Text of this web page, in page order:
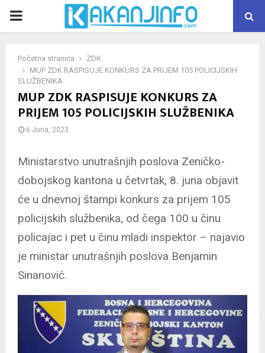
PRIMARY
Početna stranica
ZDK
MUP ZDK RASPISUJE KONKURS ZA PRIJEM 105 POLICIJSKIH
SLUŽBENIKA
MUP ZDK RASPISUJE KONKURS ZA
PRIJEM 105 POLICIJSKIH SLUŽBENIKA
6 Juna, 2023
Ministarstvo unutrašnjih poslova Zeničko-
dobojskog kantona u četvrtak, 8. juna objavit
će u dnevnoj štampi konkurs za prijem 105
policijskih službenika, od čega 100 u činu
policajac i pet u činu mladi inspektor – najavio
je ministar unutrašnjih poslova Benjamin
Sinanović.